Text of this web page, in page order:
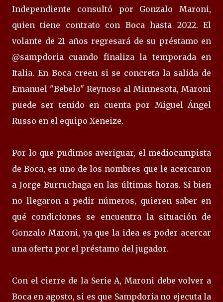
Independiente consultó por Gonzalo Maroni,
quien tiene contrato con Boca hasta 2022. El
volante de 21 años regresará de su préstamo en
@sampdoria cuando finaliza la temporada en
Italia. En Boca creen si se concreta la salida de
Emanuel "Bebelo" Reynoso al Minnesota, Maroni
puede ser tenido en cuenta por Miguel Ángel
Russo en el equipo Xeneize.
Por lo que pudimos averiguar, el mediocampista
de Boca, es uno de los nombres que le acercaron
a Jorge Burruchaga en las últimas horas. Si bien
no llegaron a pedir números, quieren saber en
qué condiciones se encuentra la situación de
Gonzalo Maroni, ya que la idea es poder acercar
una oferta por el préstamo del jugador.
Con el cierre de la Serie A, Maroni debe volver a
Boca en agosto, si es que Sampdoria no ejecuta la